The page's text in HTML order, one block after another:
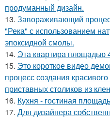
продуманный дизайн.
13. Завораживающий
"Река" с использованием
эпоксидной смолы.
14. Эта квартира площадью
15. Это короткое видео
процесс создания
приставных столиков из
16. Кухня - гостиная
17. Для дизайнера